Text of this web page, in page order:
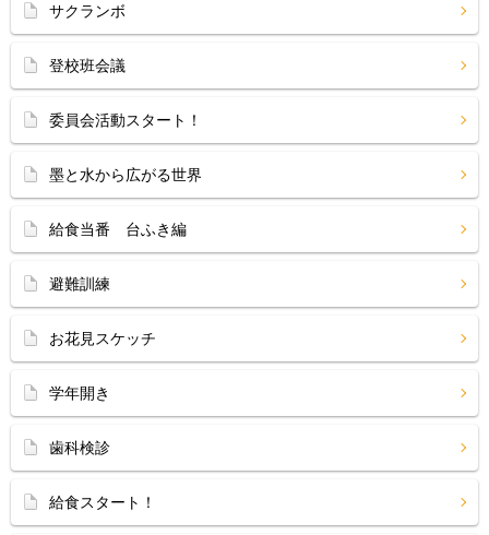
サクランボ
登校班会議
委員会活動スタート！
墨と水から広がる世界
給食当番 台ふき編
避難訓練
お花見スケッチ
学年開き
歯科検診
給食スタート！